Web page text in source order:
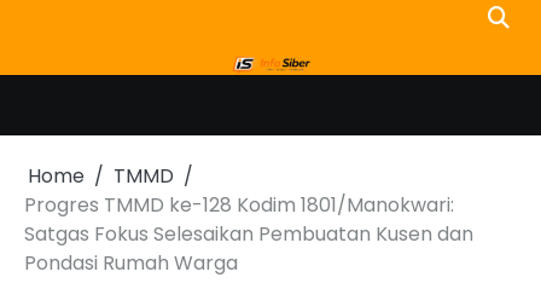
content
Home
TMMD
Progres TMMD ke-128 Kodim 1801/Manokwari:
Satgas Fokus Selesaikan Pembuatan Kusen dan
Pondasi Rumah Warga ​